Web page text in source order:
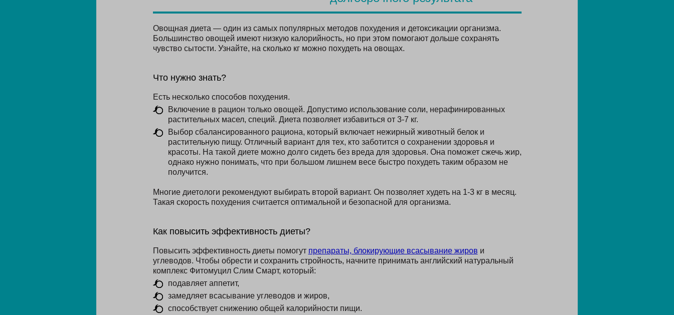
Овощная диета — один из самых популярных методов похудения и детоксикации организма.
Большинство овощей имеют низкую калорийность, но при этом помогают дольше сохранять
чувство сытости. Узнайте, на сколько кг можно похудеть на овощах.
Что нужно знать?
Есть несколько способов похудения.
Включение в рацион только овощей. Допустимо использование соли, нерафинированных
растительных масел, специй. Диета позволяет избавиться от 3-7 кг.
Выбор сбалансированного рациона, который включает нежирный животный белок и
растительную пищу. Отличный вариант для тех, кто заботится о сохранении здоровья и
красоты. На такой диете можно долго сидеть без вреда для здоровья. Она поможет сжечь жир,
однако нужно понимать, что при большом лишнем весе быстро похудеть таким образом не
получится.
Многие диетологи рекомендуют выбирать второй вариант. Он позволяет худеть на 1-3 кг в месяц.
Такая скорость похудения считается оптимальной и безопасной для организма.
Как повысить эффективность диеты?
Повысить эффективность диеты помогут препараты, блокирующие всасывание жиров и
углеводов. Чтобы обрести и сохранить стройность, начните принимать английский натуральный
комплекс Фитомуцил Слим Смарт, который:
подавляет аппетит,
замедляет всасывание углеводов и жиров,
способствует снижению общей калорийности пищи.